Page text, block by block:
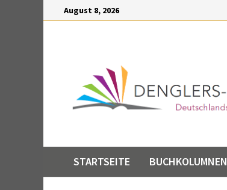
August 8, 2026
STARTSEITE BUCHKOLUMNEN